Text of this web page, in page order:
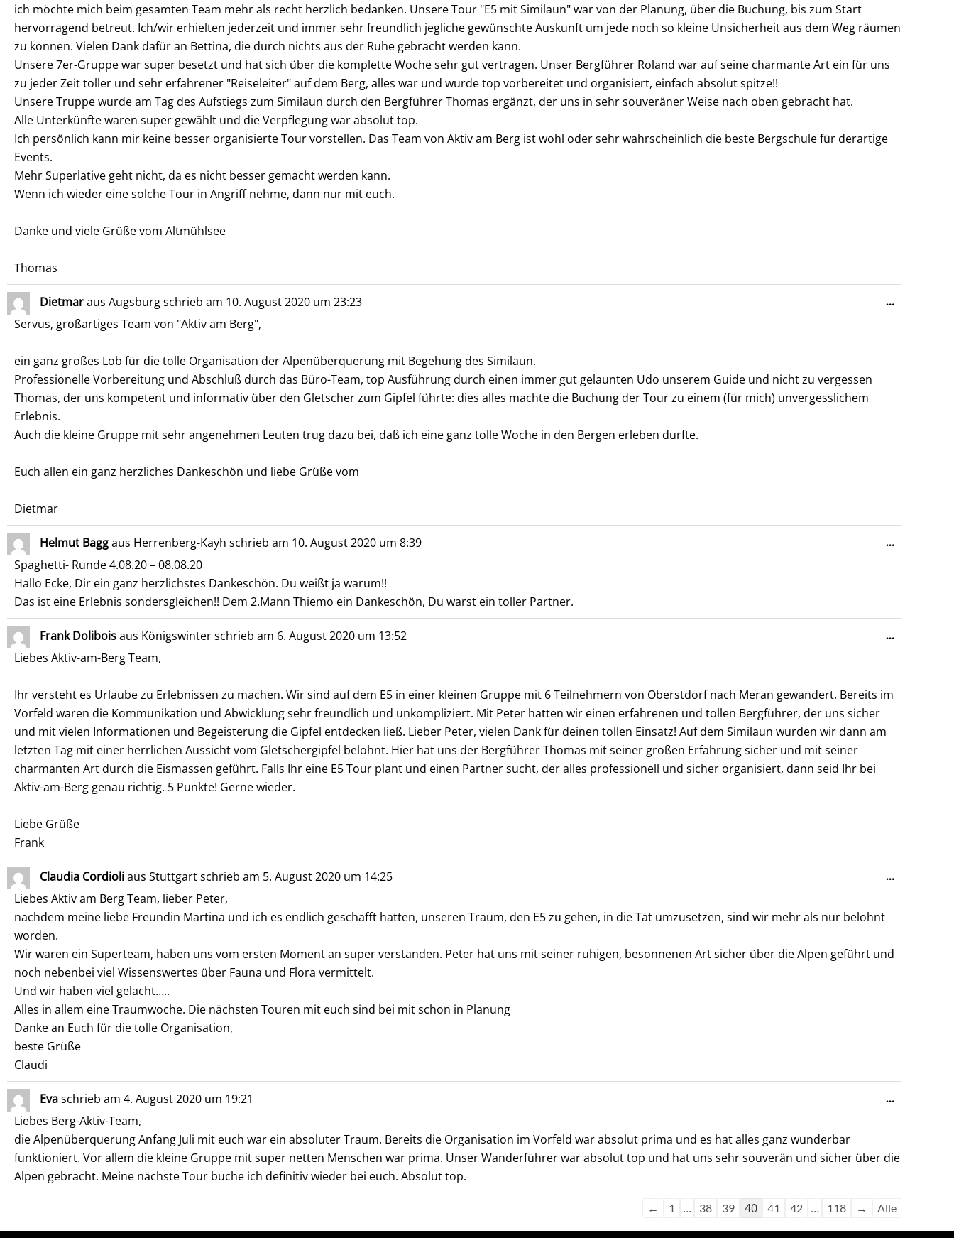
ich möchte mich beim gesamten Team mehr als recht herzlich bedanken. Unsere Tour "E5 mit Similaun" war von der Planung, über die Buchung, bis zum Start
hervorragend betreut. Ich/wir erhielten jederzeit und immer sehr freundlich jegliche gewünschte Auskunft um jede noch so kleine Unsicherheit aus dem Weg räumen
zu können. Vielen Dank dafür an Bettina, die durch nichts aus der Ruhe gebracht werden kann.
Unsere 7er-Gruppe war super besetzt und hat sich über die komplette Woche sehr gut vertragen. Unser Bergführer Roland war auf seine charmante Art ein für uns
zu jeder Zeit toller und sehr erfahrener "Reiseleiter" auf dem Berg, alles war und wurde top vorbereitet und organisiert, einfach absolut spitze!!
Unsere Truppe wurde am Tag des Aufstiegs zum Similaun durch den Bergführer Thomas ergänzt, der uns in sehr souveräner Weise nach oben gebracht hat.
Alle Unterkünfte waren super gewählt und die Verpflegung war absolut top.
Ich persönlich kann mir keine besser organisierte Tour vorstellen. Das Team von Aktiv am Berg ist wohl oder sehr wahrscheinlich die beste Bergschule für derartige
Events.
Mehr Superlative geht nicht, da es nicht besser gemacht werden kann.
Wenn ich wieder eine solche Tour in Angriff nehme, dann nur mit euch.
Danke und viele Grüße vom Altmühlsee
Thomas
Dietmaraus Augsburgschrieb am 10. August 2020 um 23:23
Servus, großartiges Team von "Aktiv am Berg",
ein ganz großes Lob für die tolle Organisation der Alpenüberquerung mit Begehung des Similaun.
Professionelle Vorbereitung und Abschluß durch das Büro-Team, top Ausführung durch einen immer gut gelaunten Udo unserem Guide und nicht zu vergessen
Thomas, der uns kompetent und informativ über den Gletscher zum Gipfel führte: dies alles machte die Buchung der Tour zu einem (für mich) unvergesslichem
Erlebnis.
Auch die kleine Gruppe mit sehr angenehmen Leuten trug dazu bei, daß ich eine ganz tolle Woche in den Bergen erleben durfte.
Euch allen ein ganz herzliches Dankeschön und liebe Grüße vom
Dietmar
…
Helmut Baggaus Herrenberg-Kayh schrieb am 10. August 2020 um 8:39
Spaghetti- Runde 4.08.20 – 08.08.20
Hallo Ecke, Dir ein ganz herzlichstes Dankeschön. Du weißt ja warum!!
Das ist eine Erlebnis sondersgleichen!! Dem 2.Mann Thiemo ein Dankeschön, Du warst ein toller Partner.
…
Frank Doliboisaus Königswinterschrieb am 6. August 2020 um 13:52
Liebes Aktiv-am-Berg Team,
Ihr versteht es Urlaube zu Erlebnissen zu machen. Wir sind auf dem E5 in einer kleinen Gruppe mit 6 Teilnehmern von Oberstdorf nach Meran gewandert. Bereits im
Vorfeld waren die Kommunikation und Abwicklung sehr freundlich und unkompliziert. Mit Peter hatten wir einen erfahrenen und tollen Bergführer, der uns sicher
und mit vielen Informationen und Begeisterung die Gipfel entdecken ließ. Lieber Peter, vielen Dank für deinen tollen Einsatz! Auf dem Similaun wurden wir dann am
letzten Tag mit einer herrlichen Aussicht vom Gletschergipfel belohnt. Hier hat uns der Bergführer Thomas mit seiner großen Erfahrung sicher und mit seiner
charmanten Art durch die Eismassen geführt. Falls Ihr eine E5 Tour plant und einen Partner sucht, der alles professionell und sicher organisiert, dann seid Ihr bei
Aktiv-am-Berg genau richtig. 5 Punkte! Gerne wieder.
Liebe Grüße
Frank
…
Claudia Cordioliaus Stuttgartschrieb am 5. August 2020 um 14:25
Liebes Aktiv am Berg Team, lieber Peter,
nachdem meine liebe Freundin Martina und ich es endlich geschafft hatten, unseren Traum, den E5 zu gehen, in die Tat umzusetzen, sind wir mehr als nur belohnt
worden.
Wir waren ein Superteam, haben uns vom ersten Moment an super verstanden. Peter hat uns mit seiner ruhigen, besonnenen Art sicher über die Alpen geführt und
noch nebenbei viel Wissenswertes über Fauna und Flora vermittelt.
Und wir haben viel gelacht…..
Alles in allem eine Traumwoche. Die nächsten Touren mit euch sind bei mit schon in Planung
Danke an Euch für die tolle Organisation,
beste Grüße
Claudi
…
Evaschrieb am 4. August 2020 um 19:21
Liebes Berg-Aktiv-Team,
die Alpenüberquerung Anfang Juli mit euch war ein absoluter Traum. Bereits die Organisation im Vorfeld war absolut prima und es hat alles ganz wunderbar
funktioniert. Vor allem die kleine Gruppe mit super netten Menschen war prima. Unser Wanderführer war absolut top und hat uns sehr souverän und sicher über die
Alpen gebracht. Meine nächste Tour buche ich definitiv wieder bei euch. Absolut top.
…
← 1 … 38 39 40 41 42 … 118 → Alle